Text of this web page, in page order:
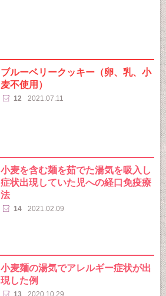
ブルーベリークッキー（卵、乳、小
麦不使用）
12 2021.07.11
小麦を含む麺を茹でた湯気を吸入し
症状出現していた児への経口免疫療
法
14 2021.02.09
小麦麺の湯気でアレルギー症状が出
現した例
13 2020.10.29